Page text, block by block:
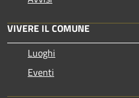
VIVERE IL COMUNE
Luoghi
Eventi